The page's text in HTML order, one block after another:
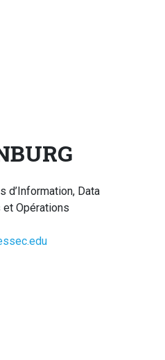
d’Information, Data
Opérations